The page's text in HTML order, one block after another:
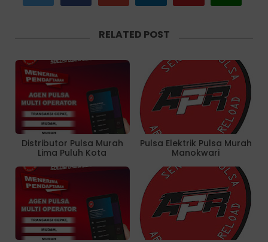
RELATED POST
Distributor Pulsa Murah
Lima Puluh Kota
Pulsa Elektrik Pulsa Murah
Manokwari